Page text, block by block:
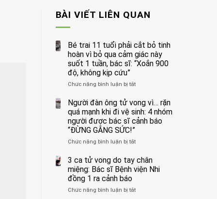
BÀI VIẾT LIÊN QUAN
Bé trai 11 tuổi phải cắt bỏ tinh
hoàn vì bỏ qua cảm giác này
suốt 1 tuần, bác sĩ: “Xoắn 900
độ, không kịp cứu”
Chức năng bình luận bị tắtở
trai
11
tuổi
phải
bỏ
hoàn
vì
bỏ
cảm
Người đàn ông tử vong vì… rặn
quá mạnh khi đi vệ sinh: 4 nhóm
người được bác sĩ cảnh báo
“ĐỪNG GẮNG SỨC!”
Chức năng bình luận bị tắtở
đàn
ông
vì…
3 ca tử vong do tay chân
miệng: Bác sĩ Bệnh viện Nhi
đồng 1 ra cảnh báo
Chức năng bình luận bị tắtở